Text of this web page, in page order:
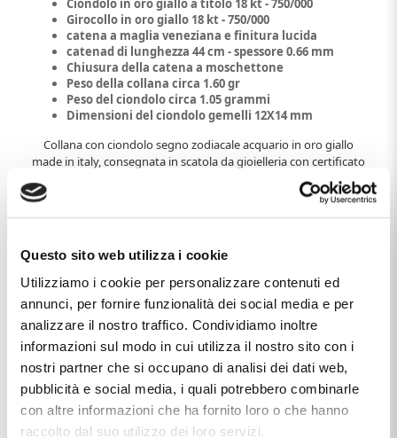
Questo sito web utilizza i cookie
Utilizziamo i cookie per personalizzare contenuti ed
annunci, per fornire funzionalità dei social media e per
analizzare il nostro traffico. Condividiamo inoltre
informazioni sul modo in cui utilizza il nostro sito con i
nostri partner che si occupano di analisi dei dati web,
pubblicità e social media, i quali potrebbero combinarle
con altre informazioni che ha fornito loro o che hanno
raccolto dal suo utilizzo dei loro servizi.
Ciondolo in oro giallo a titolo 18 kt - 750/000
Girocollo in oro giallo 18 kt - 750/000
catena a maglia veneziana e finitura lucida
catenad di lunghezza 44 cm - spessore 0.66 mm
Chiusura della catena a moschettone
Peso della collana circa 1.60 gr
Peso del ciondolo circa 1.05 grammi
Dimensioni del ciondolo gemelli 12X14 mm
Collana con ciondolo segno zodiacale acquario in oro giallo
made in italy, consegnata in scatola da gioielleria con certificato
Marca Cappagli Gioielli
Materiale oro 18kt
Produzione made in Italy
Questo articolo dal nome COLLANA CON CIONDOLO